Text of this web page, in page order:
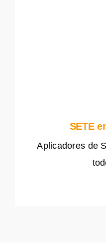
SETE
Aplicadores de